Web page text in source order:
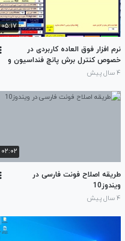
۰۵:۱۷
نرم افزار فوق العاده کاربردی در
خصوص کنترل برش پانچ فنداسیون و
دالهای تخت و طراحی میلگرد تقویتی
۴ سال پیش
۰۲:۰۲
طریقه اصلاح فونت فارسی در
ویندوز10
۴ سال پیش